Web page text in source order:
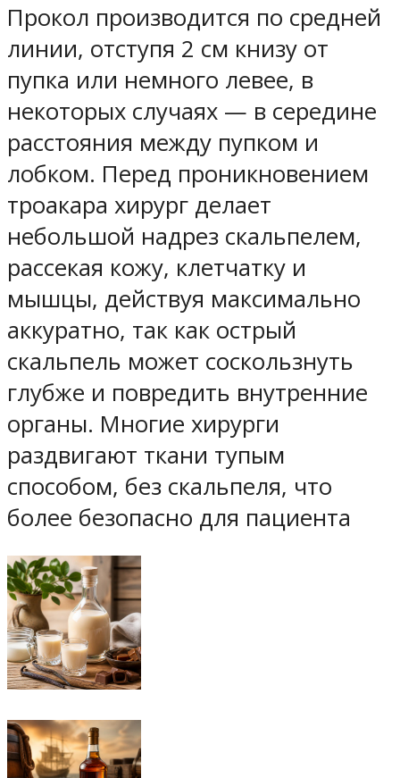
Прокол производится по средней
линии, отступя 2 см книзу от
пупка или немного левее, в
некоторых случаях — в середине
расстояния между пупком и
лобком. Перед проникновением
троакара хирург делает
небольшой надрез скальпелем,
рассекая кожу, клетчатку и
мышцы, действуя максимально
аккуратно, так как острый
скальпель может соскользнуть
глубже и повредить внутренние
органы. Многие хирурги
раздвигают ткани тупым
способом, без скальпеля, что
более безопасно для пациента